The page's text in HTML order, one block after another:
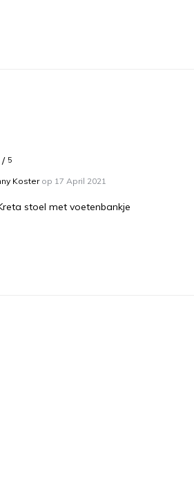
/ 5
Kosterop 17 April 2021
stoel met voetenbankje